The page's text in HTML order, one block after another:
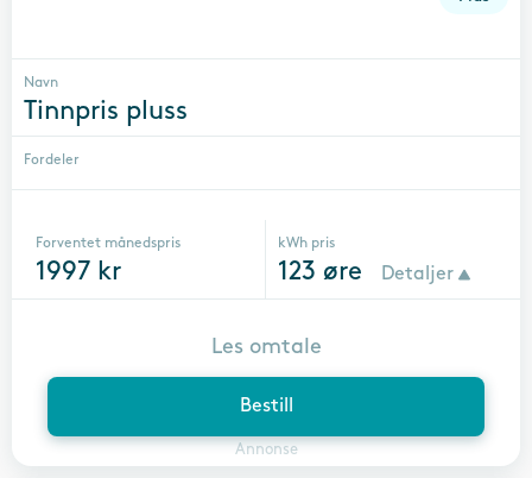
Navn
Tinnpris pluss
Fordeler
Forventet månedspris
1997 kr
kWh pris
123 øre Detaljer
Bestill
Annonse
Les omtale